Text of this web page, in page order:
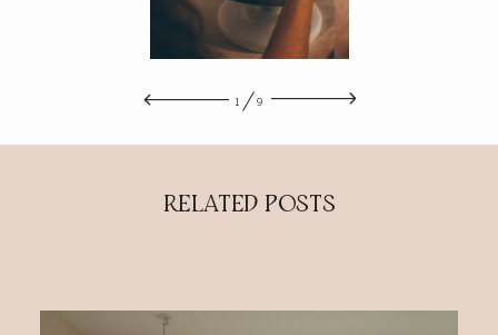
1 9
RELATED POSTS
CONTACT